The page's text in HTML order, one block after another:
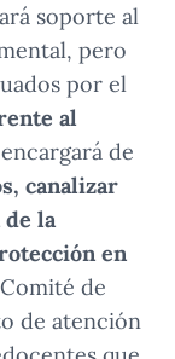
soporte al
pero
por el
al
de
canalizar
de la
en
de
de atención